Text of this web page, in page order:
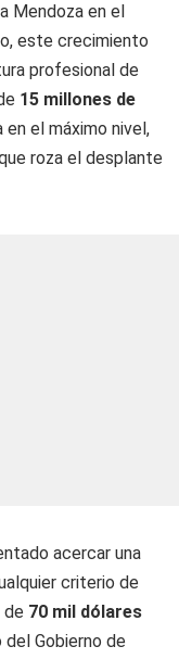
Mendoza en el
este crecimiento
profesional de
15 millones de
el máximo nivel,
roza el desplante
acercar una
criterio de
de 70 mil dólares
Gobierno de